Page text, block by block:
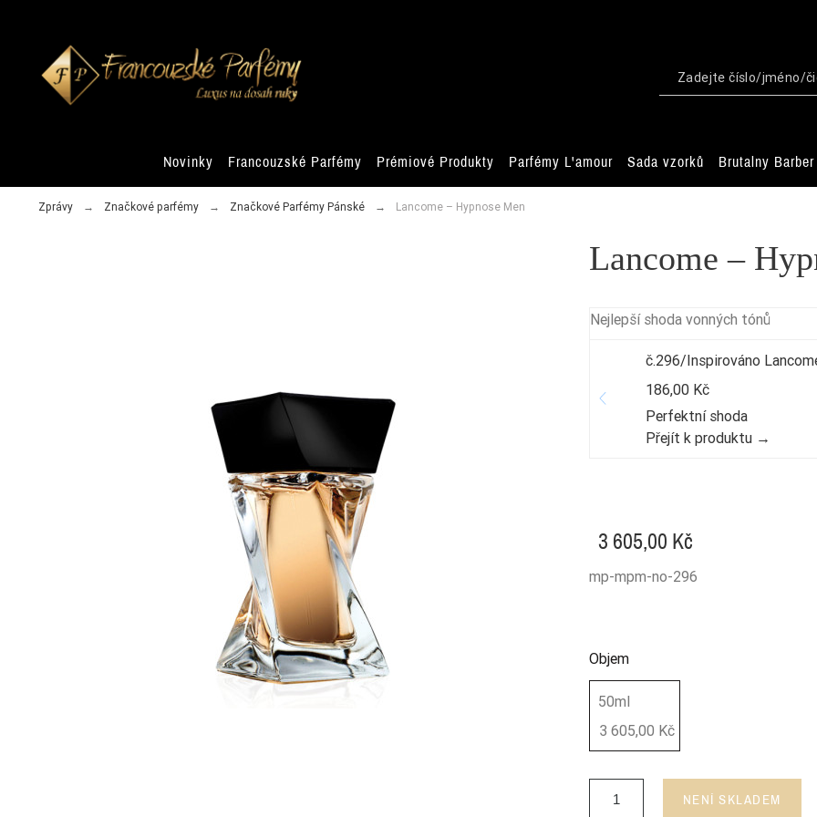
Novinky Francouzské Parfémy Prémiové Produkty Parfémy L'amour Sada vzorků Brutalny Barber
Zprávy Značkové parfémy Značkové Parfémy Pánské Lancome – Hypnose Men
Lancome –
Nejlepší shoda vonných tónů
č.296/Inspirováno
186,00 Kč
Perfektní shoda
Přejít k produktu →
3 605,00 Kč
mp-mpm-no-296
Objem
50ml
3 605,00 Kč
NENÍ SKLADEM